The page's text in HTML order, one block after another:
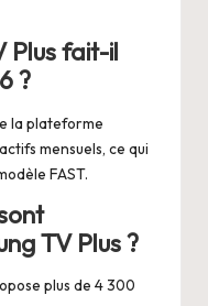
Plus fait-il
?
la plateforme
mensuels, ce qui
FAST.
TV Plus ?
plus de 4 300